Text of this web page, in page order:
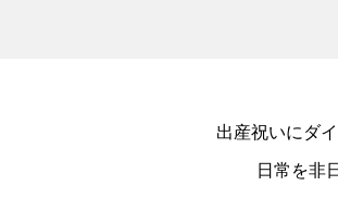
出産祝いにダ
日常を非